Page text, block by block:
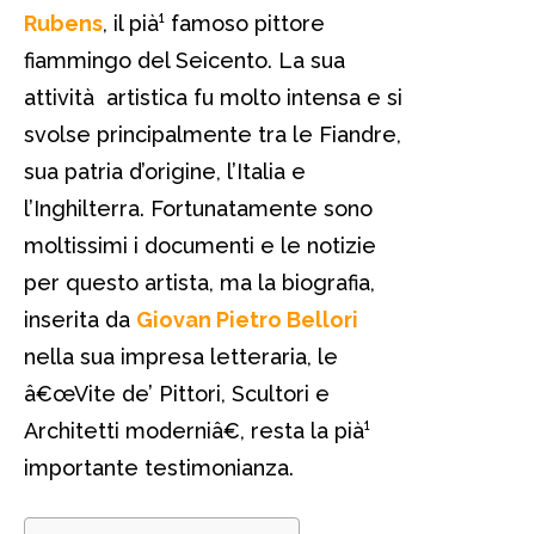
Rubens, il pià¹ famoso pittore
fiammingo del Seicento. La sua
attività artistica fu molto intensa e si
svolse principalmente tra le Fiandre,
sua patria d’origine, l’Italia e
l’Inghilterra. Fortunatamente sono
moltissimi i documenti e le notizie
per questo artista, ma la biografia,
inserita da Giovan Pietro Bellori
nella sua impresa letteraria, le
â€œVite de’ Pittori, Scultori e
Architetti moderniâ€, resta la pià¹
importante testimonianza.